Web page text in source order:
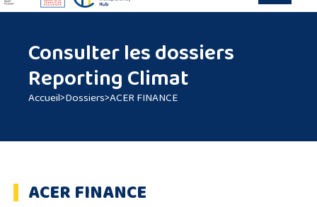
Consulter les dossiers
Reporting Climat
Accueil>Dossiers>ACER FINANCE
ACER FINANCE